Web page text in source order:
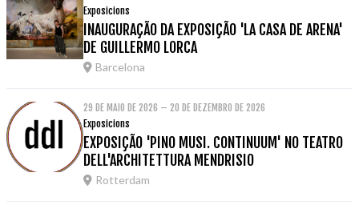
Exposicions
INAUGURAÇÃO DA EXPOSIÇÃO 'LA CASA DE ARENA'
DE GUILLERMO LORCA
Barcelona
29 DE MAIO DE 2026 – 20 DE DEZEMBRO DE 2026
Exposicions
EXPOSIÇÃO 'PINO MUSI. CONTINUUM' NO TEATRO
DELL'ARCHITETTURA MENDRISIO
Rotterdam